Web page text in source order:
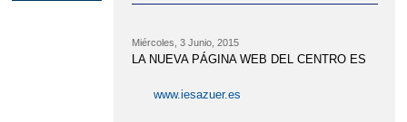
PLATAFORMA EDUCATIVA IES AZUER
PRÉSTAMO DE LIBROS
PAEG?
Miércoles, 3 Junio, 2015
LA NUEVA PÁGINA WEB DEL CENTRO ES
www.iesazuer.es